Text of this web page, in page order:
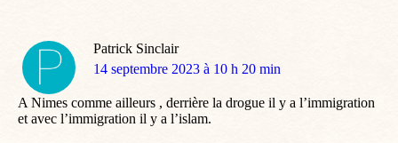
Patrick Sinclair
dit
14 septembre 2023 à 10 h 20 min
A Nimes comme ailleurs , derrière la drogue il y a l’immigration
et avec l’immigration il y a l’islam.